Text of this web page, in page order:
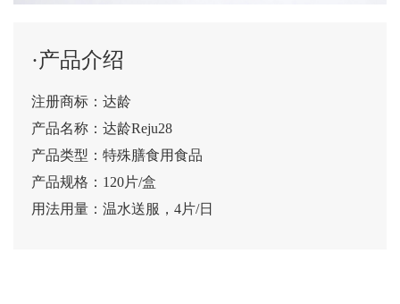
·产品介绍
注册商标：达龄
产品名称：达龄Reju28
产品类型：特殊膳食用食品
产品规格：120片/盒
用法用量：温水送服，4片/日